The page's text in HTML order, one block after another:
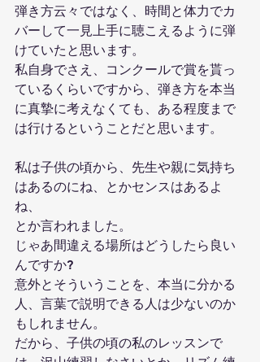
弾き方云々ではなく、時間と体力でカ
バーして一見上手に聴こえるように弾
けていたと思います。
私自身でさえ、コンクールで賞を貰っ
ているくらいですから、弾き方を本当
に真摯に考えなくても、ある程度まで
は行けるということだと思います。
私は子供の頃から、先生や親に気持ち
はあるのにね、とかセンスはあるよ
ね、
とか言われました。
じゃあ間違える場所はどうしたら良い
んですか?
意外とそういうことを、本当に分かる
人、言葉で説明できる人は少ないのか
もしれません。
だから、子供の頃の私のレッスンで